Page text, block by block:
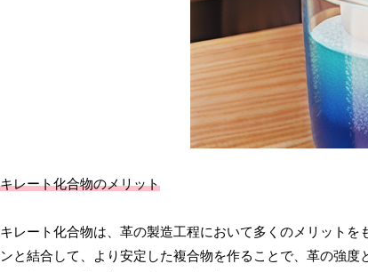
キレート化合物のメリット
キレート化合物は、革の製造工程において多くのメリット
ンと結合して、より安定した複合物を作ることで、革の強